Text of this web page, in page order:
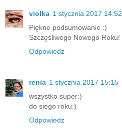
violka 1 stycznia 2017 14:52
Piękne podsumowanie :)
Szczęśliwego Nowego Roku!
Odpowiedz
renia 1 stycznia 2017 15:15
wszystko super:)
do siego roku:)
Odpowiedz